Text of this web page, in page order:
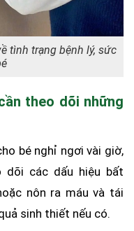
tình trạng bệnh lý, sức
theo dõi những
bé nghỉ ngơi vài giờ,
dõi các dấu hiệu bất
nôn ra máu và tái
sinh thiết nếu có.